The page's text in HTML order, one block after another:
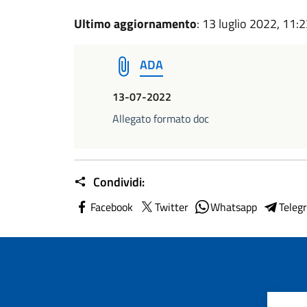
Ultimo aggiornamento: 13 luglio 2022,
ADA
13-07-2022
Allegato formato doc
Condividi:
Facebook Twitter Whatsapp